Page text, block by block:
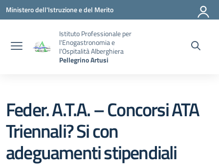
Vai ai contenuti
Vai al menu di navigazione
Vai al footer
Ministero dell'Istruzione e del Merito
Istituto Professionale per
l'Enogastronomia e
l'Ospitalità Alberghiera
Pellegrino Artusi
Feder. A.T.A. – Concorsi ATA
Triennali? Si con
adeguamenti stipendiali